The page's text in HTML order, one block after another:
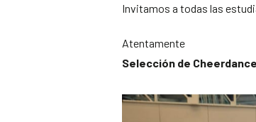
Invitamos a todas las
Atentamente
Selección de Cheerdance